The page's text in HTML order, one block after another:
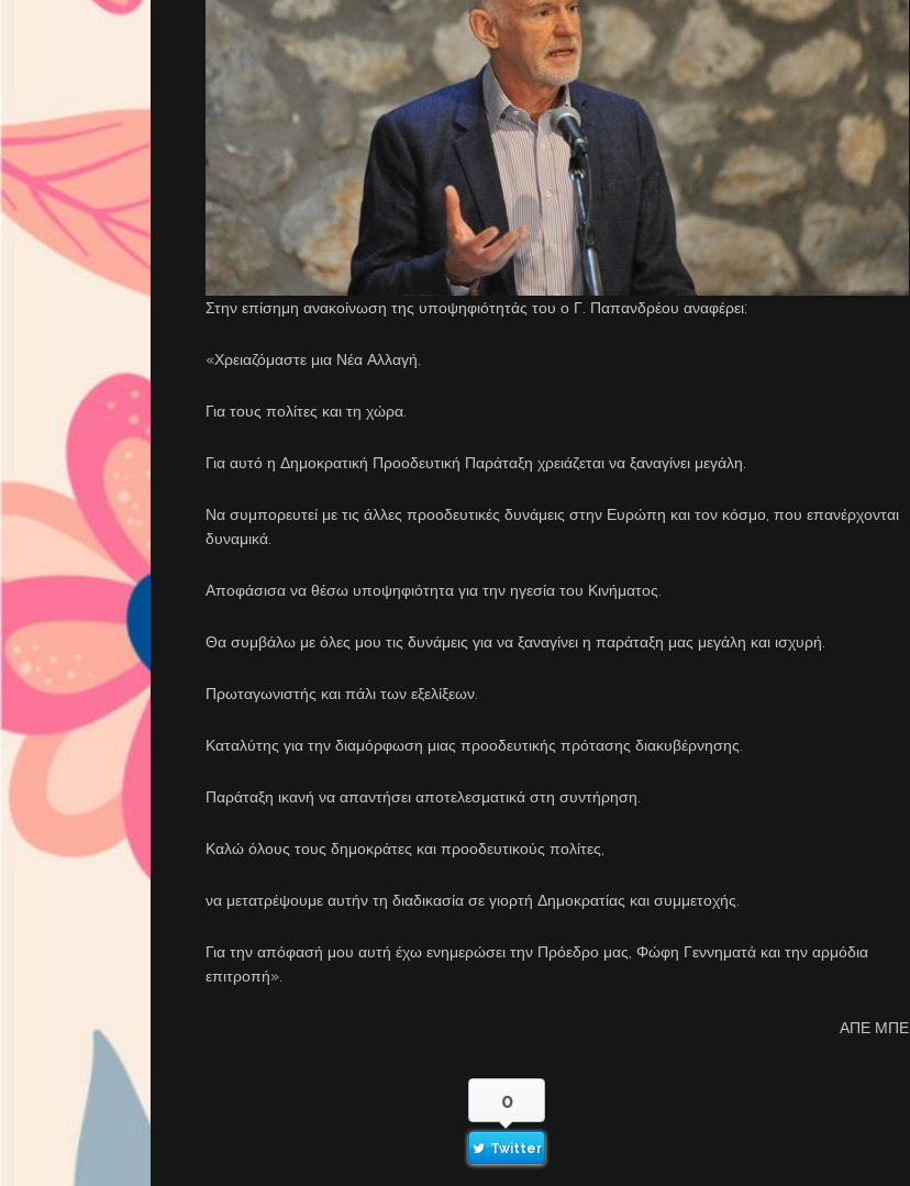
Στην επίσημη ανακοίνωση της υποψηφιότητάς του ο Γ. Παπανδρέου αναφέρει:
«Χρειαζόμαστε μια Νέα Αλλαγή.
Για τους πολίτες και τη χώρα.
Για αυτό η Δημοκρατική Προοδευτική Παράταξη χρειάζεται να ξαναγίνει μεγάλη.
Να συμπορευτεί με τις άλλες προοδευτικές δυνάμεις στην Ευρώπη και τον κόσμο, που επανέρχονται
δυναμικά.
Αποφάσισα να θέσω υποψηφιότητα για την ηγεσία του Κινήματος.
Θα συμβάλω με όλες μου τις δυνάμεις για να ξαναγίνει η παράταξη μας μεγάλη και ισχυρή.
Πρωταγωνιστής και πάλι των εξελίξεων.
Καταλύτης για την διαμόρφωση μιας προοδευτικής πρότασης διακυβέρνησης.
Παράταξη ικανή να απαντήσει αποτελεσματικά στη συντήρηση.
Καλώ όλους τους δημοκράτες και προοδευτικούς πολίτες,
να μετατρέψουμε αυτήν τη διαδικασία σε γιορτή Δημοκρατίας και συμμετοχής.
Για την απόφασή μου αυτή έχω ενημερώσει την Πρόεδρο μας, Φώφη Γεννηματά και την αρμόδια
επιτροπή».
ΑΠΕ ΜΠΕ
0
Twitter